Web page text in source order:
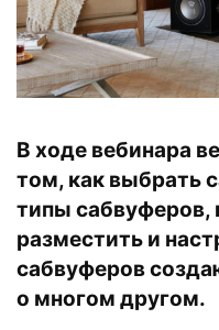
В ходе вебинара
том, как выбрать
типы сабвуферов,
разместить и
сабвуферов
о многом другом.